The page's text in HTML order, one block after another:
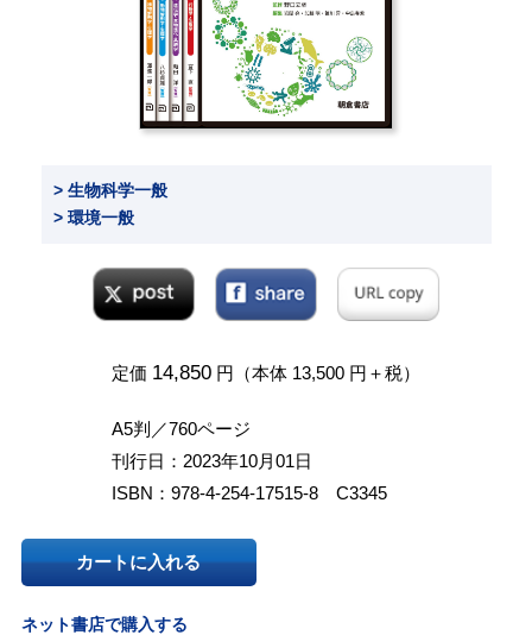
> 生物科学一般
> 環境一般
定価 14,850 円（本体 13,500 円＋税）
A5判／760ページ
刊行日：2023年10月01日
ISBN：978-4-254-17515-8 C3345
カートに入れる
ネット書店で購入する